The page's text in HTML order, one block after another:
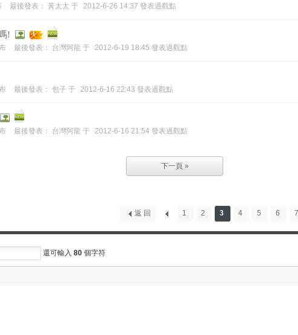
最後發表： 黃太太 于 2012-6-26 14:37 發表過觀點
!
最後發表： 台灣阿龍 于 2012-6-19 18:45 發表過觀點
最後發表： 包子 于 2012-6-16 22:43 發表過觀點
最後發表： 台灣阿龍 于 2012-6-16 21:54 發表過觀點
下一頁 »
1 2 3 4 5 6 7
返 回
還可輸入 80 個字符